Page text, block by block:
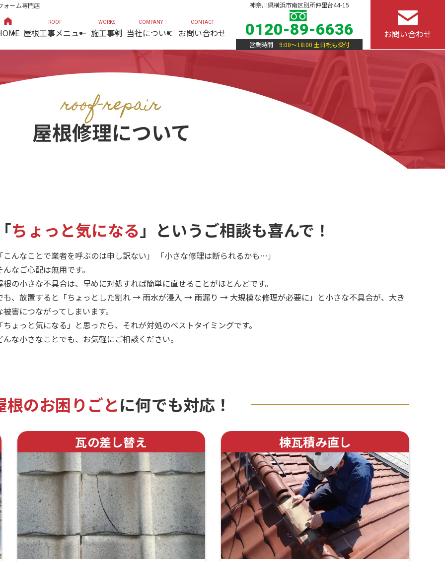
ォーム専門店
屋根工事メニュー 施工事例 当社について お問い合わせ
神奈川県横浜市南区別所仲里台44-15
0120-89-6636
営業時間 9:00～18:00 土日祝も受付
お問い合わせ
屋根修理について
roof-repair
ちょっと気になる 」というご相談も喜んで！
こんなことで業者を呼ぶのは申し訳ない」 「小さな修理は断られるかも…」
んなご心配は無用です。
根の小さな不具合は、早めに対処すれば簡単に直せることがほとんどです。
も、放置すると「ちょっとした割れ → 雨水が浸入 → 雨漏り → 大規模な修理が必要に」と小さな不具合が、大き
被害につながってしまいます。
ちょっと気になる」と思ったら、それが対処のベストタイミングです。
んな小さなことでも、お気軽にご相談ください。
根のお困りごとに何でも対応！
瓦の差し替え 棟瓦積み直し